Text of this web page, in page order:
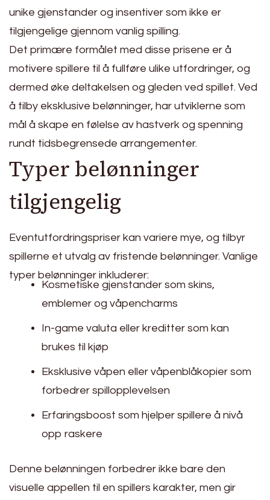
unike gjenstander og insentiver som ikke er
tilgjengelige gjennom vanlig spilling.
Det primære formålet med disse prisene er å
motivere spillere til å fullføre ulike utfordringer, og
dermed øke deltakelsen og gleden ved spillet. Ved
å tilby eksklusive belønninger, har utviklerne som
mål å skape en følelse av hastverk og spenning
rundt tidsbegrensede arrangementer.
Typer belønninger
tilgjengelig
Eventutfordringspriser kan variere mye, og tilbyr
spillerne et utvalg av fristende belønninger. Vanlige
typer belønninger inkluderer:
Kosmetiske gjenstander som skins,
emblemer og våpencharms
In-game valuta eller kreditter som kan
brukes til kjøp
Eksklusive våpen eller våpenblåkopier som
forbedrer spillopplevelsen
Erfaringsboost som hjelper spillere å nivå
opp raskere
Denne belønningen forbedrer ikke bare den
visuelle appellen til en spillers karakter, men gir